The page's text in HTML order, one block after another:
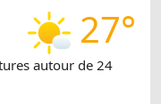
27°
autour de 24